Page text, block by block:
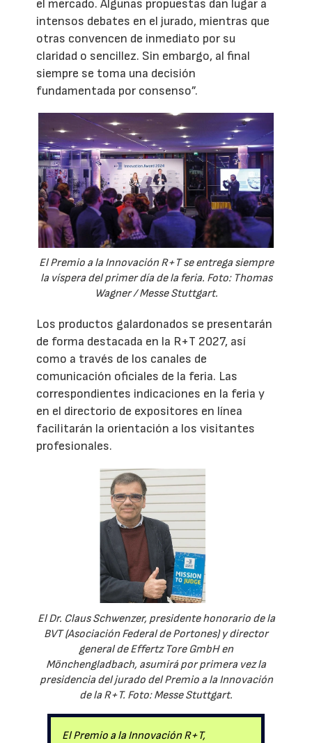
el mercado. Algunas propuestas dan lugar a
intensos debates en el jurado, mientras que
otras convencen de inmediato por su
claridad o sencillez. Sin embargo, al final
siempre se toma una decisión
fundamentada por consenso”.
El Premio a la Innovación R+T se entrega siempre
la víspera del primer día de la feria. Foto: Thomas
Wagner / Messe Stuttgart.
Los productos galardonados se presentarán
de forma destacada en la R+T 2027, así
como a través de los canales de
comunicación oficiales de la feria. Las
correspondientes indicaciones en la feria y
en el directorio de expositores en línea
facilitarán la orientación a los visitantes
profesionales.
El Dr. Claus Schwenzer, presidente honorario de la
BVT (Asociación Federal de Portones) y director
general de Effertz Tore GmbH en
Mönchengladbach, asumirá por primera vez la
presidencia del jurado del Premio a la Innovación
de la R+T. Foto: Messe Stuttgart.
El Premio a la Innovación R+T,